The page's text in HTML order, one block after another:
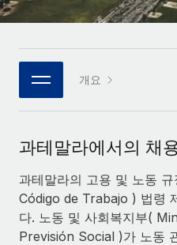
연결
새로운
통합
핵심 비즈니스 도구로 프로
전문가 상담
글로벌 인사 및 규정 준수 업
신원 조사
채용 후보자 심사 프로세스
REMOTE 파트너 되기
플랫폼에 글로벌 HR을 유연
Remote와의 파트너십 기회
Remote Build 곧 제공 예
사례 연구
직무 설명 라이브러리
이벤트
급여 및 인재 인사이트
지원받기
모든 리소스 보기
한국어
개요
과테말라에서의 채
과테말라의 고용 및 노동
Código de Trabajo ) 법령
다. 노동 및 사회복지부(
Previsión Social )가 노동